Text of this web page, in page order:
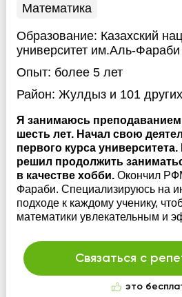
Математика
Образование: Казахский
университет им.Аль-Фараби
Опыт: более 5 лет
Район: Жулдызи 101
Я занимаюсь
шесть лет. Начал свою
первого курса
решил продолжить
в качестве хобби. Окончил
Фараби. Специализируюсь на
подходе к каждому ученику,
математики увлекательным и
Связаться с
это